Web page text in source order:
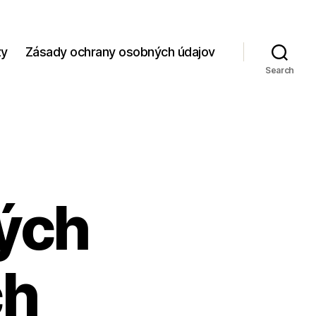
Zásady ochrany osobných údajov
Search